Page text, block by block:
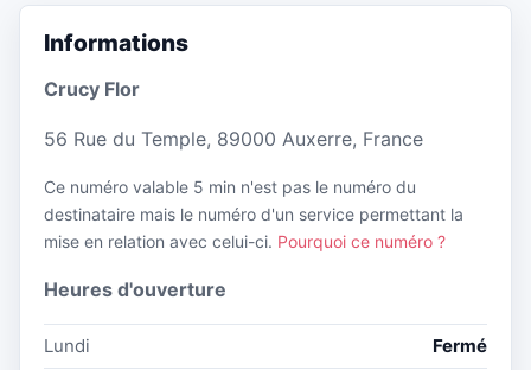
Informations
Crucy Flor
56 Rue du Temple, 89000 Auxerre, France
Ce numéro valable 5 min n'est pas le numéro du
destinataire mais le numéro d'un service permettant la
mise en relation avec celui-ci. Pourquoi ce numéro ?
Heures d'ouverture
Lundi
Fermé